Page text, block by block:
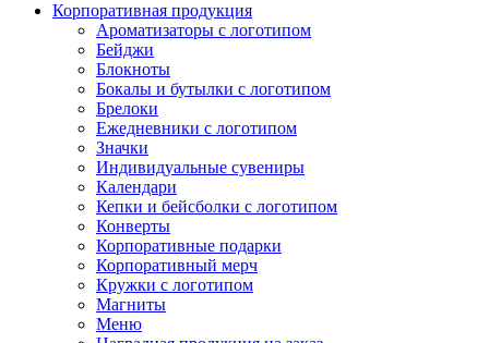
Корпоративная продукция
Ароматизаторы с логотипом
Бейджи
Блокноты
Бокалы и бутылки с логотипом
Брелоки
Ежедневники с логотипом
Значки
Индивидуальные сувениры
Календари
Кепки и бейсболки с логотипом
Конверты
Корпоративные подарки
Корпоративный мерч
Кружки с логотипом
Магниты
Меню